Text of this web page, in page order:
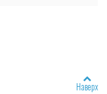
Наверх